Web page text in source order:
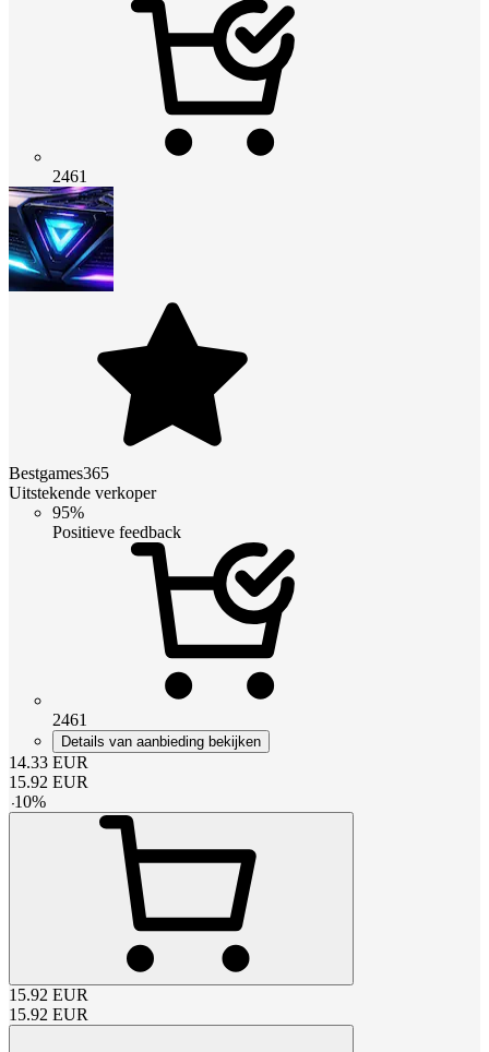
2461
Bestgames365
Uitstekende verkoper
95%
Positieve feedback
2461
Details van aanbieding bekijken
14.33 EUR
15.92 EUR
-10%
15.92 EUR
15.92 EUR